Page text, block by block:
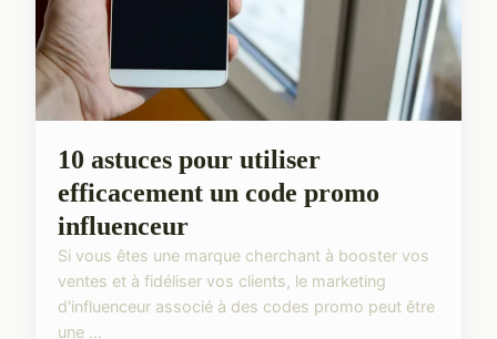
10 astuces pour utiliser
efficacement un code promo
influenceur
Si vous êtes une marque cherchant à booster vos
ventes et à fidéliser vos clients, le marketing
d'influenceur associé à des codes promo peut être
une ...